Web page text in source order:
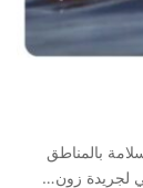
بالمناطق
لجريدة زون…